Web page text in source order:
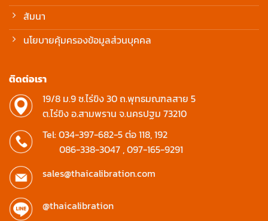
สัมนา
นโยบายคุ้มครองข้อมูลส่วนบุคคล
ติดต่อเรา
19/8 ม.9 ซ.ไร่ขิง 30 ถ.พุทธมณฑลสาย 5
ต.ไร่ขิง อ.สามพราน จ.นครปฐม 73210
Tel:034-397-682-5ต่อ 118, 192
086-338-3047 ,097-165-9291
sales@thaicalibration.com
@thaicalibration